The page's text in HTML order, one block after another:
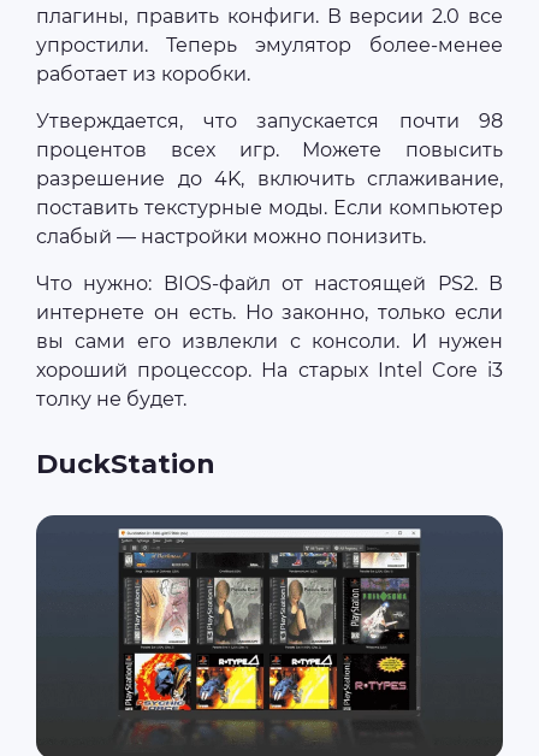
плагины, править конфиги. В версии 2.0 все
упростили. Теперь эмулятор более-менее
работает из коробки.
Утверждается, что запускается почти 98
процентов всех игр. Можете повысить
разрешение до 4K, включить сглаживание,
поставить текстурные моды. Если компьютер
слабый — настройки можно понизить.
Что нужно: BIOS-файл от настоящей PS2. В
интернете он есть. Но законно, только если
вы сами его извлекли с консоли. И нужен
хороший процессор. На старых Intel Core i3
толку не будет.
DuckStation